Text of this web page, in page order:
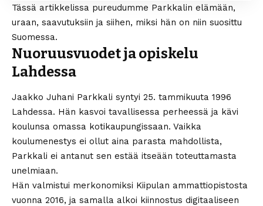
Tässä artikkelissa pureudumme Parkkalin elämään,
uraan, saavutuksiin ja siihen, miksi hän on niin suosittu
Suomessa.
Nuoruusvuodet ja opiskelu
Lahdessa
Jaakko Juhani Parkkali syntyi 25. tammikuuta 1996
Lahdessa. Hän kasvoi tavallisessa perheessä ja kävi
koulunsa omassa kotikaupungissaan. Vaikka
koulumenestys ei ollut aina parasta mahdollista,
Parkkali ei antanut sen estää itseään toteuttamasta
unelmiaan.
Hän valmistui merkonomiksi Kiipulan ammattiopistosta
vuonna 2016, ja samalla alkoi kiinnostus digitaaliseen